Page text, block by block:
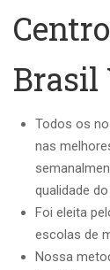
Brasil
Todos os
nas
qualidade
Foi eleita
escolas de
Nossa